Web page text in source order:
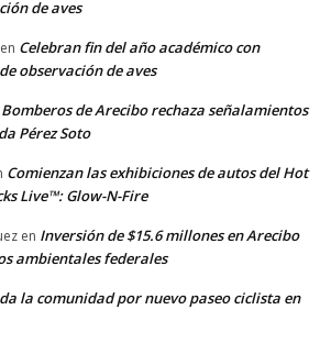
de aves
en Celebran fin del año académico con
observación de aves
de Arecibo rechaza señalamientos
Pérez Soto
Comienzan las exhibiciones de autos del Hot
Live™: Glow-N-Fire
en Inversión de $15.6 millones en Arecibo
ambientales federales
la comunidad por nuevo paseo ciclista en